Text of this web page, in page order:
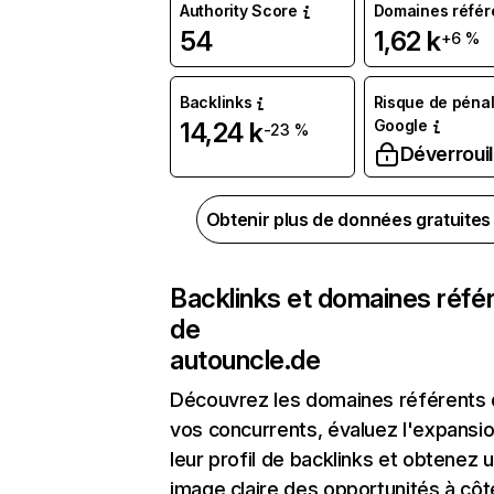
Authority Score
54
Domaines
1,62 k+6 %
Backlinks
14,24 k-23 %
Risque de
Google
Obtenir plus de données
Backlinks et domaines
de
autouncle.de
Découvrez les domaines référents
vos concurrents, évaluez
leur profil de backlinks et obtenez
image claire des opportunités à